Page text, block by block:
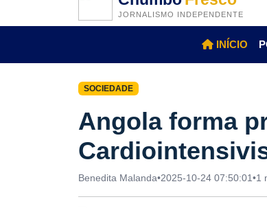
JORNALISMO INDEPENDENTE
INÍCIO
SOCIEDADE
Angola forma
Benedita Malanda•2025-10-24 07:50:01•1